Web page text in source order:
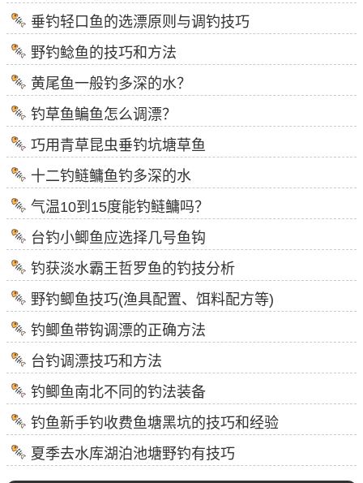
垂钓轻口鱼的选漂原则与调钓技巧
野钓鲶鱼的技巧和方法
黄尾鱼一般钓多深的水？
钓草鱼鳊鱼怎么调漂？
巧用青草昆虫垂钓坑塘草鱼
十二钓鲢鳙鱼钓多深的水
气温10到15度能钓鲢鳙吗？
台钓小鲫鱼应选择几号鱼钩
钓获淡水霸王哲罗鱼的钓技分析
野钓鲫鱼技巧(渔具配置、饵料配方等)
钓鲫鱼带钩调漂的正确方法
台钓调漂技巧和方法
钓鲫鱼南北不同的钓法装备
钓鱼新手钓收费鱼塘黑坑的技巧和经验
夏季去水库湖泊池塘野钓有技巧